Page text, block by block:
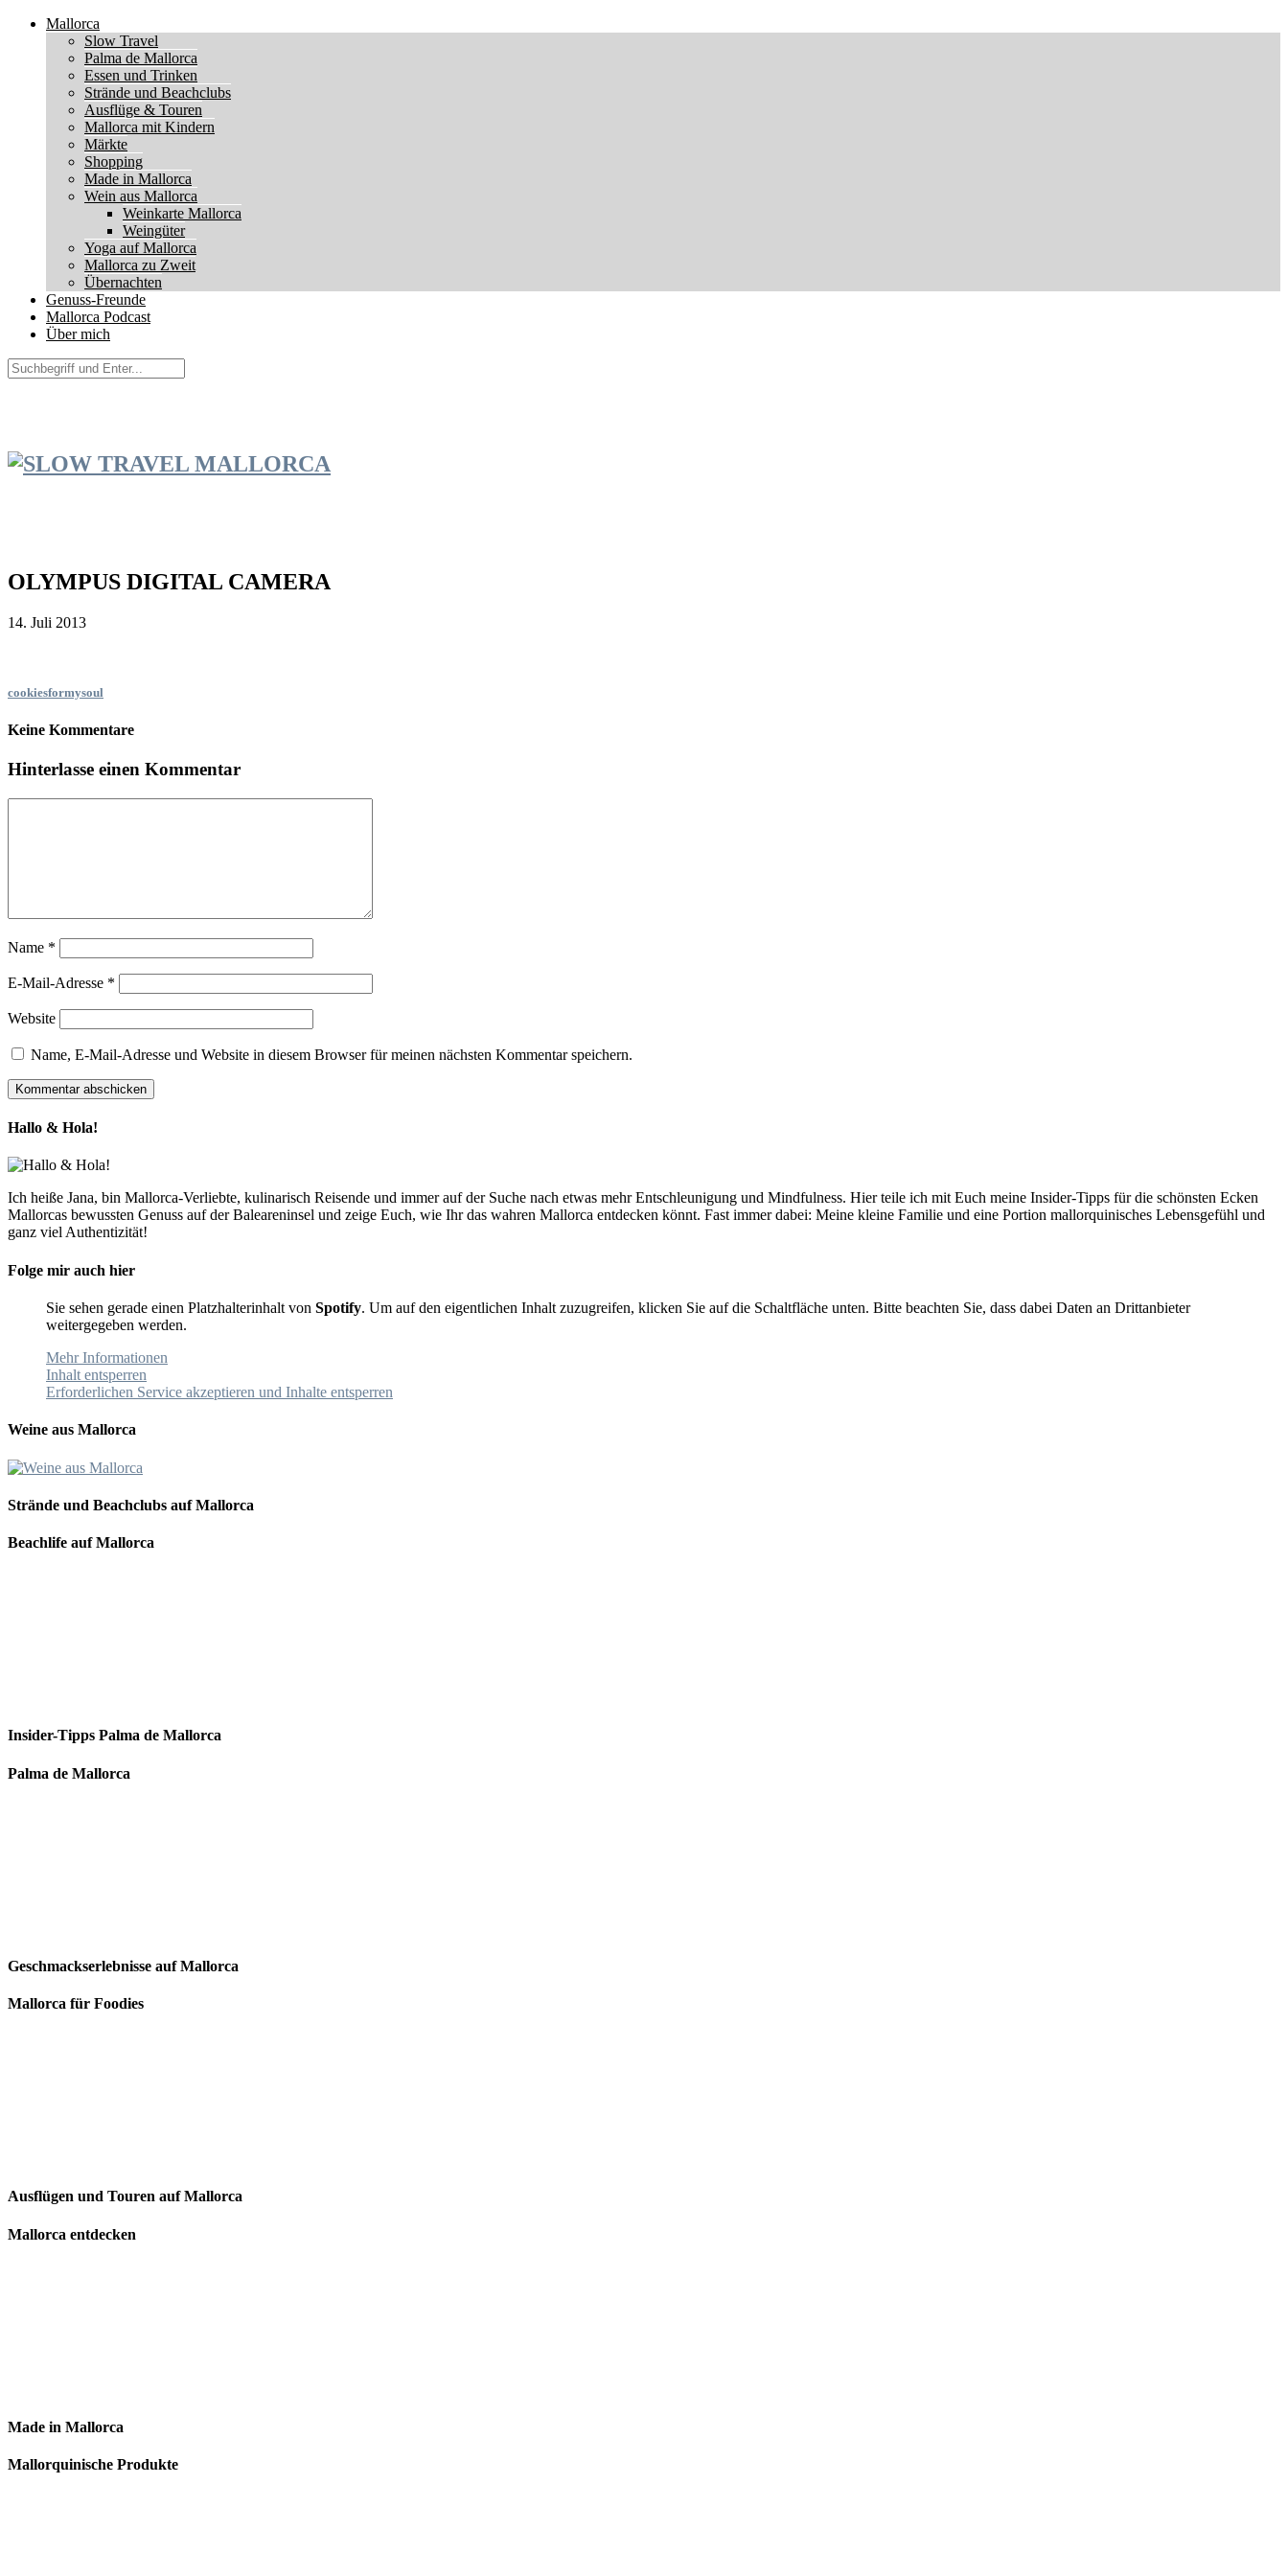
Mallorca
Slow Travel
Palma de Mallorca
Essen und Trinken
Strände und Beachclubs
Ausflüge & Touren
Mallorca mit Kindern
Märkte
Shopping
Made in Mallorca
Wein aus Mallorca
Weinkarte Mallorca
Weingüter
Yoga auf Mallorca
Mallorca zu Zweit
Übernachten
Genuss-Freunde
Mallorca Podcast
Über mich
OLYMPUS DIGITAL CAMERA
14. Juli 2013
cookiesformysoul
Keine Kommentare
Hinterlasse einen Kommentar
Name *
E-Mail-Adresse *
Website
Name, E-Mail-Adresse und Website in diesem Browser für meinen nächsten Kommentar speichern.
Hallo & Hola!
Ich heiße Jana, bin Mallorca-Verliebte, kulinarisch Reisende und immer auf der Suche nach etwas mehr Entschleunigung und Mindfulness. Hier teile ich mit Euch meine Insider-Tipps für die schönsten Ecken
Mallorcas bewussten Genuss auf der Baleareninsel und zeige Euch, wie Ihr das wahren Mallorca entdecken könnt. Fast immer dabei: Meine kleine Familie und eine Portion mallorquinisches Lebensgefühl und
ganz viel Authentizität!
Folge mir auch hier
Sie sehen gerade einen Platzhalterinhalt von Spotify. Um auf den eigentlichen Inhalt zuzugreifen, klicken Sie auf die Schaltfläche unten. Bitte beachten Sie, dass dabei Daten an Drittanbieter
weitergegeben werden.
Mehr Informationen
Inhalt entsperren
Erforderlichen Service akzeptieren und Inhalte entsperren
Weine aus Mallorca
Strände und Beachclubs auf Mallorca
Beachlife auf Mallorca
Insider-Tipps Palma de Mallorca
Palma de Mallorca
Geschmackserlebnisse auf Mallorca
Mallorca für Foodies
Ausflügen und Touren auf Mallorca
Mallorca entdecken
Made in Mallorca
Mallorquinische Produkte